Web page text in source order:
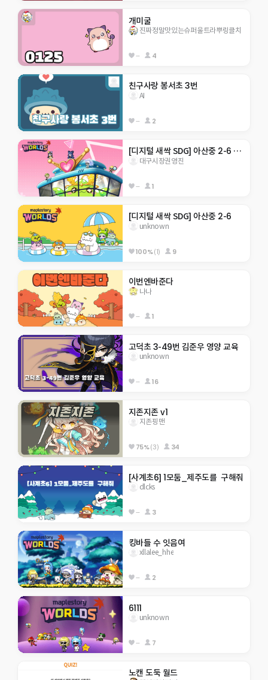
개미굴
진짜정말맛있는슈퍼울트라뿌링클치
-- 4
친구사랑 봉서초 3번
AI
-- 2
[디지털 새싹 SDG] 아산중 2-6 지구 구하기
대구시장권영진
-- 1
[디지털 새싹 SDG] 아산중 2-6
unknown
100%(1) 9
이번엔바준다
나나
-- 1
고덕초 3-49번 김준우 영양 교육
unknown
-- 16
지존지존 v1
지존핑맨
75%(3) 34
[사계초6] 1모둠_제주도를  구해줘
dlcks
-- 3
킹바들 수 잇음여
xllalee_hhe
-- 2
6111
unknown
-- 7
노캔 도둑 월드